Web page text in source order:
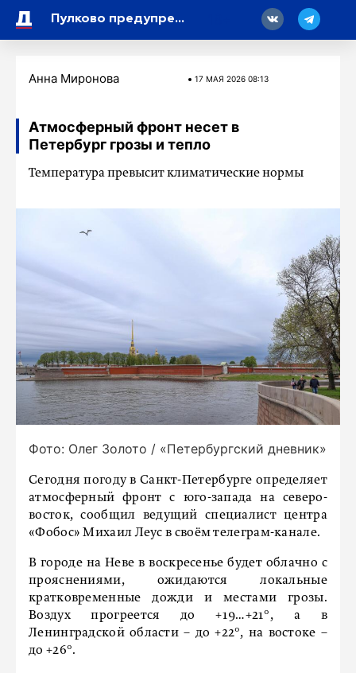
Пулково предупредил о возможных корректировках в рейсах в Москву и Калининград
Анна Миронова 17 МАЯ 2026 08:13
Атмосферный фронт несет в
Петербург грозы и тепло
Температура превысит климатические нормы
Фото: Олег Золото / «Петербургский дневник»
Сегодня погоду в Санкт-Петербурге определяет
атмосферный фронт с юго-запада на северо-
восток, сообщил ведущий специалист центра
«Фобос» Михаил Леус в своём телеграм-канале.
В городе на Неве в воскресенье будет облачно с
прояснениями, ожидаются локальные
кратковременные дожди и местами грозы.
Воздух прогреется до +19…+21°, а в
Ленинградской области – до +22°, на востоке –
до +26°.